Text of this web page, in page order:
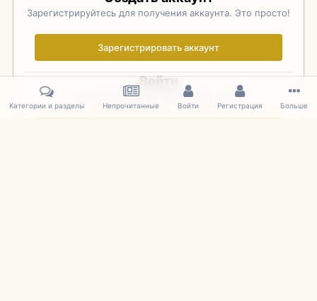
Зарегистрируйтесь для получения аккаунта. Это просто!
Зарегистрировать аккаунт
Войти
Уже зарегистрированы? Войдите здесь.
Категории и разделы Непрочитанные Войти Регистрация Больше